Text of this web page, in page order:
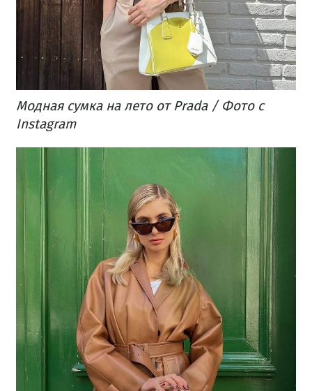
Модная сумка на лето от Prada / Фото с
Instagram